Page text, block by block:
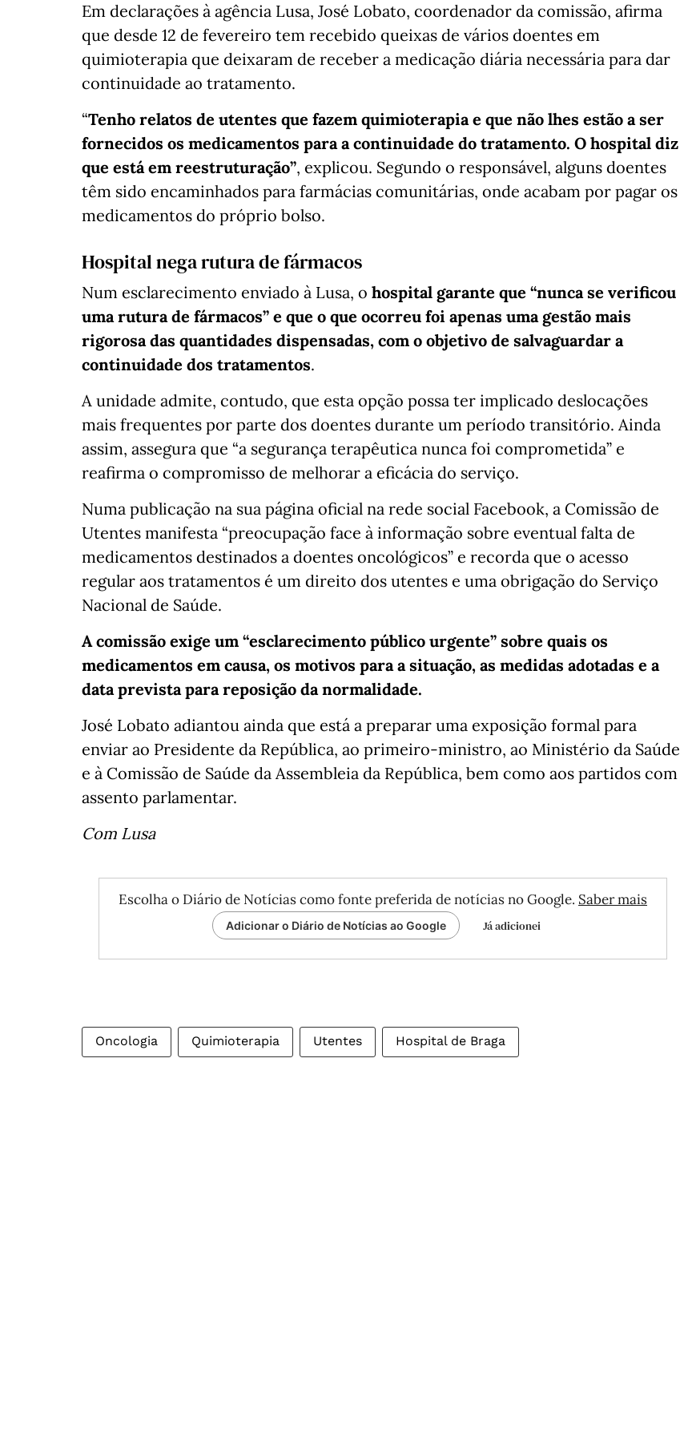
Em declarações à agência Lusa, José Lobato, coordenador da comissão, afirma
que desde 12 de fevereiro tem recebido queixas de vários doentes em
quimioterapia que deixaram de receber a medicação diária necessária para dar
continuidade ao tratamento.
“Tenho relatos de utentes que fazem quimioterapia e que não lhes estão a ser
fornecidos os medicamentos para a continuidade do tratamento. O hospital diz
que está em reestruturação”, explicou. Segundo o responsável, alguns doentes
têm sido encaminhados para farmácias comunitárias, onde acabam por pagar os
medicamentos do próprio bolso.
Hospital nega rutura de fármacos
Num esclarecimento enviado à Lusa, o hospital garante que “nunca se verificou
uma rutura de fármacos” e que o que ocorreu foi apenas uma gestão mais
rigorosa das quantidades dispensadas, com o objetivo de salvaguardar a
continuidade dos tratamentos.
A unidade admite, contudo, que esta opção possa ter implicado deslocações
mais frequentes por parte dos doentes durante um período transitório. Ainda
assim, assegura que “a segurança terapêutica nunca foi comprometida” e
reafirma o compromisso de melhorar a eficácia do serviço.
Numa publicação na sua página oficial na rede social Facebook, a Comissão de
Utentes manifesta “preocupação face à informação sobre eventual falta de
medicamentos destinados a doentes oncológicos” e recorda que o acesso
regular aos tratamentos é um direito dos utentes e uma obrigação do Serviço
Nacional de Saúde.
A comissão exige um “esclarecimento público urgente” sobre quais os
medicamentos em causa, os motivos para a situação, as medidas adotadas e a
data prevista para reposição da normalidade.
José Lobato adiantou ainda que está a preparar uma exposição formal para
enviar ao Presidente da República, ao primeiro-ministro, ao Ministério da Saúde
e à Comissão de Saúde da Assembleia da República, bem como aos partidos com
assento parlamentar.
Com Lusa
Escolha o Diário de Notícias como fonte preferida de notícias no Google. Saber mais
Adicionar o Diário de Notícias ao Google Já adicionei
Oncologia Quimioterapia Utentes Hospital de Braga